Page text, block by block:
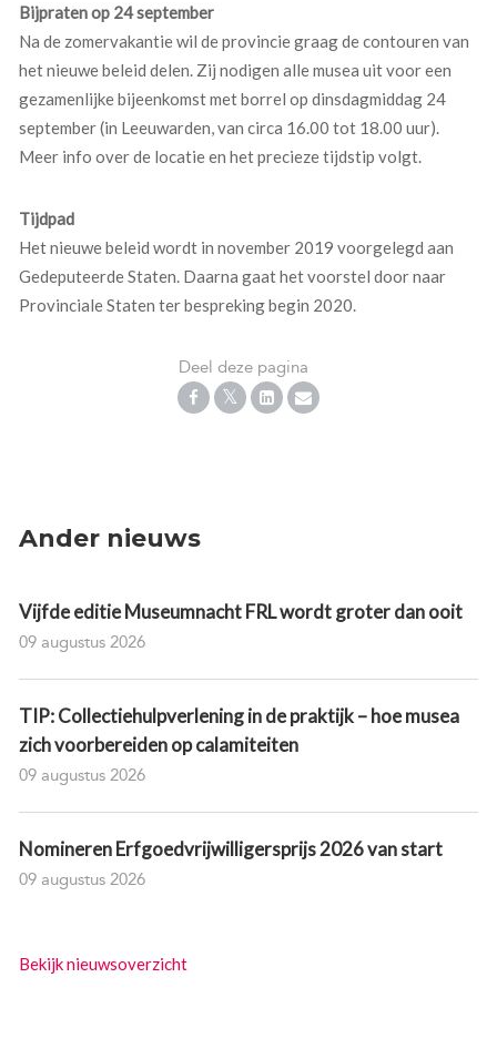
Bijpraten op 24 september
Na de zomervakantie wil de provincie graag de contouren van
het nieuwe beleid delen. Zij nodigen alle musea uit voor een
gezamenlijke bijeenkomst met borrel op dinsdagmiddag 24
september (in Leeuwarden, van circa 16.00 tot 18.00 uur).
Meer info over de locatie en het precieze tijdstip volgt.
Tijdpad
Het nieuwe beleid wordt in november 2019 voorgelegd aan
Gedeputeerde Staten. Daarna gaat het voorstel door naar
Provinciale Staten ter bespreking begin 2020.
Deel deze pagina
Ander nieuws
Vijfde editie Museumnacht FRL wordt groter dan ooit
09 augustus 2026
TIP: Collectiehulpverlening in de praktijk – hoe musea
zich voorbereiden op calamiteiten
09 augustus 2026
Nomineren Erfgoedvrijwilligersprijs 2026 van start
09 augustus 2026
Bekijk nieuwsoverzicht